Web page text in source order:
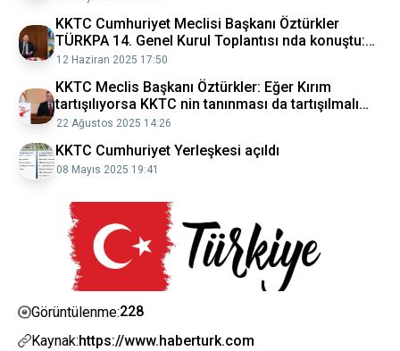
KKTC Cumhuriyet Meclisi Başkanı Öztürkler
TÜRKPA 14. Genel Kurul Toplantısı nda konuştu:
KKTC Türk Dünyası nın Doğu Akdeniz e açılan
kapısıdır Avrupa Haberleri
12 Haziran 2025 17:50
KKTC Meclis Başkanı Öztürkler: Eğer Kırım
tartışılıyorsa KKTC nin tanınması da tartışılmalı
Politika Haberleri
22 Ağustos 2025 14:26
KKTC Cumhuriyet Yerleşkesi açıldı
08 Mayıs 2025 19:41
Görüntülenme:228
Kaynak:https://www.haberturk.com